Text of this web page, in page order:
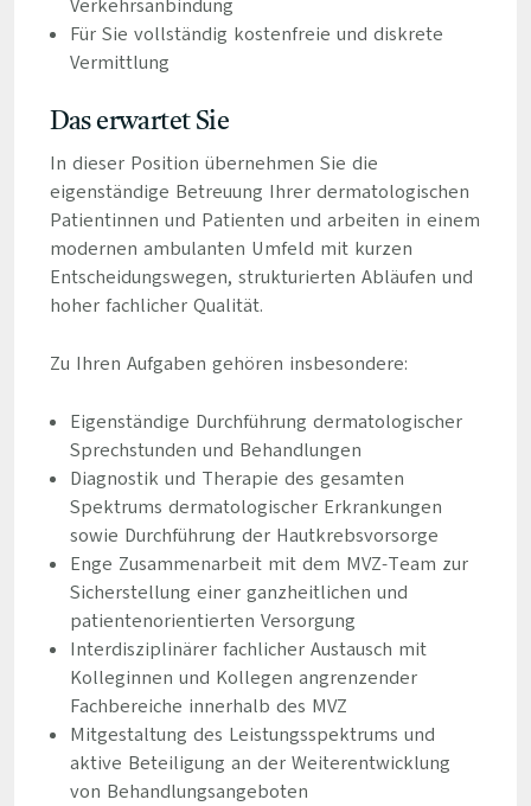
Verkehrsanbindung
Für Sie vollständig kostenfreie und diskrete
Vermittlung
Das erwartet Sie
In dieser Position übernehmen Sie die
eigenständige Betreuung Ihrer dermatologischen
Patientinnen und Patienten und arbeiten in einem
modernen ambulanten Umfeld mit kurzen
Entscheidungswegen, strukturierten Abläufen und
hoher fachlicher Qualität.
Zu Ihren Aufgaben gehören insbesondere:
Eigenständige Durchführung dermatologischer
Sprechstunden und Behandlungen
Diagnostik und Therapie des gesamten
Spektrums dermatologischer Erkrankungen
sowie Durchführung der Hautkrebsvorsorge
Enge Zusammenarbeit mit dem MVZ-Team zur
Sicherstellung einer ganzheitlichen und
patientenorientierten Versorgung
Interdisziplinärer fachlicher Austausch mit
Kolleginnen und Kollegen angrenzender
Fachbereiche innerhalb des MVZ
Mitgestaltung des Leistungsspektrums und
aktive Beteiligung an der Weiterentwicklung
von Behandlungsangeboten